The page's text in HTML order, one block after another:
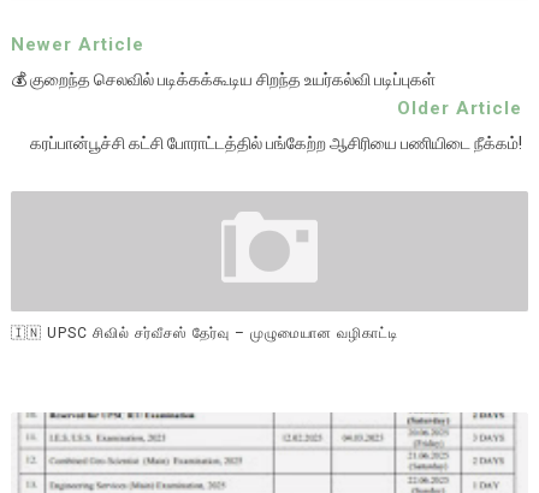
Newer Article
💰 குறைந்த செலவில் படிக்கக்கூடிய சிறந்த உயர்கல்வி படிப்புகள்
Older Article
கரப்பான்பூச்சி கட்சி போராட்டத்தில் பங்கேற்ற ஆசிரியை பணியிடை நீக்கம்!
🇮🇳 UPSC சிவில் சர்வீசஸ் தேர்வு – முழுமையான வழிகாட்டி